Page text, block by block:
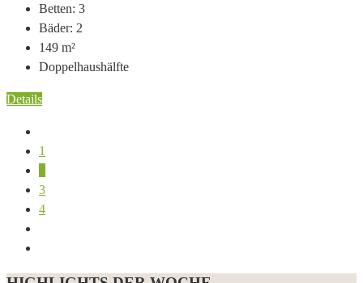
Betten: 3
Bäder: 2
149 m²
Doppelhaushälfte
Details
1
3
4